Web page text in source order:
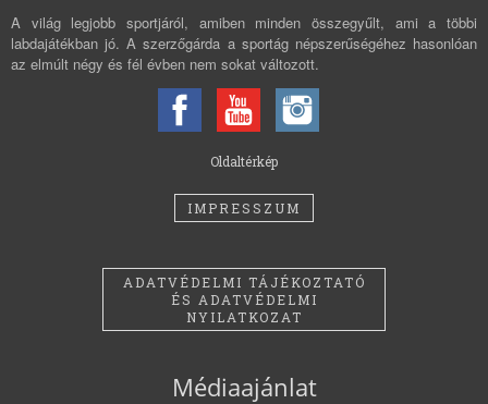
A világ legjobb sportjáról, amiben minden összegyűlt, ami a többi
labdajátékban jó. A szerzőgárda a sportág népszerűségéhez hasonlóan
az elmúlt négy és fél évben nem sokat változott.
Oldaltérkép
IMPRESSZUM
ADATVÉDELMI TÁJÉKOZTATÓ
ÉS ADATVÉDELMI
NYILATKOZAT
Médiaajánlat